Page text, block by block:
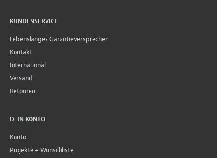
KUNDENSERVICE
Lebenslanges Garantieversprechen
Kontakt
International
Versand
Retouren
DEIN KONTO
Konto
Projekte + Wunschliste